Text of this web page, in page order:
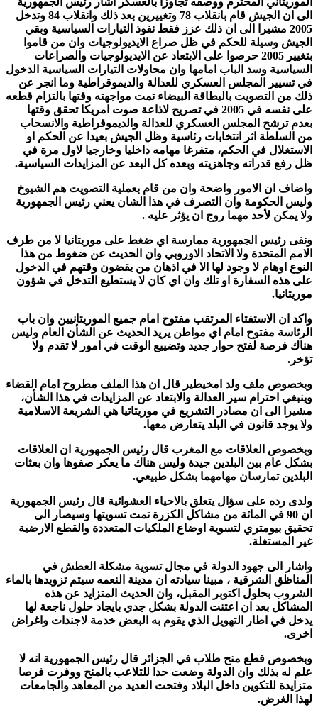
الى ان الجيش قام بانقلاب 78 وتغييرين بعد ذلك وانقلاب 84 وتدخل
2005 مشيرا الى ان ذلك عزز فقط نفوذ التيارات السياسية وبقي
الجيش وسيلة للحكم في ظل صراع الايديولوجيات وان من قاموا
بتغيير 2005 حرصوا على الابتعاد عن الايديولوجيات والصراعات
السياسية وسد الباب امامها وان محاولات التيارات السياسية الدخول
في تسيير المجلس العسكري للعدالة والديموقراطية وما انجر عن
ذلك من التصويت بالبطاقة البيضاء تمت مواجهته وقتها بالتزام قطعه
على نفسه في 2005 في تصريح لاذاعة صوت امريكا تحقق وقتها
بعدم ترشح المجلس العسكري للعدالة والديموقراطية والانسحاب
من السلطة اثر انتخابات رئاسية وظل الجيش بعيدا عن الحكم او
الاستغلال في الحكم، متفرغا مهامه داخليا وخارجيا لاول مرة في
ظل رفع قدراته وجاهزيته وبعده كل البعد عن المزايدات السياسية.
واضاف ان الامور واضحة وان من قام بعملية التصويت هم الشيوخ
وليس الحكومة وان التصرف في هذا الشان يعني رئيس الجمهورية
ولا يمكن لأحد مهما روج ان يؤثر عليه .
ونفى رئيس الجمهورية ممارسة اي ضغط على موربتانيا لا من طرف
الامم المتحدة ولا الاتحاد الاوروبي وان الحديث عن ضغوط من هذا
النوع اوهام لا وجود لها الا في اذهان من يقضون وقتهم في الدخول
على هذه السفارة او تلك وان اي كان لا يستطيع التدخل في شؤون
موريتانيا.
واكد ان الاستفتاء المرتقب مفتوح امام جميع الموريتانيين وان باب
الرئاسة مفتوح امام اي مواطن يريد الحديث عن الشأن العام وليس
هناك فرصة لفتح حوار جديد وتضييع الوقت في امور لا تقدم ولا
تؤخر.
وبخصوص ملف ولد امخيطير قال ان هذا الملف مطروح امام القضاء
وينبغي احترام سير العدالة والابتعاد عن المزايدات في هذا الشأن،
مشيرا الى ان مصادر التشريع في موريتاتيا هي الشريعة الاسلامية
ولا يوجد قانون في البلد يتعارض معها.
وبخصوص العلاقات مع المغرب قال رئيس الجمهورية ان العلاقات
بشكل عام بين البلدين جيدة وليس هناك ما يعكر صفوها وان بعثات
البلدين تمارسان مهامهما بشكل طبيعي.
ولدى رده على سؤال يتعلق بالاحياء العشوائية قال رئيس الجمهورية
ان 90 في المائة من مشاكل الكزرة تمت تسويتها وسيصار الى
تحقيق بيومتري لتسوية اوضاع الملكيات المتعددة والقطع الارضية
غير المستغلة.
واشار الى جهود الدولة في مجال تسوية مشكلة العطش في
المناظق الشرقية ، مبينا سيادته ان مدينة النعمه سيتم تزويدها بالماء
الشروب بحلول اكتوبر المقبل، وان الحديث المتزايد عن هذه
المشاكل بعد ان اعتنت الدولة بشكل جدي بايجاد حلول ناجعة لها
يدخل في اطار التهويل الذي يقوم به البعض خدمة لاجندات واغراض
اخرى.
وبخصوص قطع منح طلاب في الجزائر قال رئيس الجمهورية انه لا
علم له بذلك وان الدولة وضعت حدا للتلاعب بالمنح ووفرت فرصا
متزايدة للتكوين داخل البلاد وفتحت العديد من المعاهد والجامعات
لهذا الغرض.